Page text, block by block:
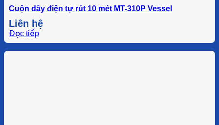
Cuộn dây điện tự rút 10 mét MT-310P Vessel
Liên hệ
Đọc tiếp